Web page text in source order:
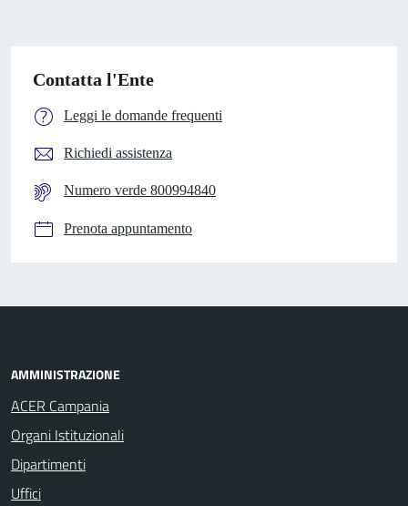
Contatta l'Ente
Leggi le domande frequenti
Richiedi assistenza
Numero verde 800994840
Prenota appuntamento
AMMINISTRAZIONE
ACER Campania
Organi Istituzionali
Dipartimenti
Uffici